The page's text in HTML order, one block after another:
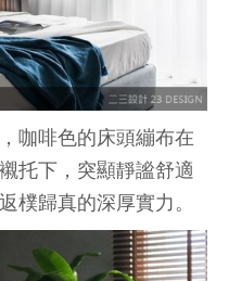
咖啡色的床頭繃布在
托下，突顯靜謐舒適
樸歸真的深厚實力。